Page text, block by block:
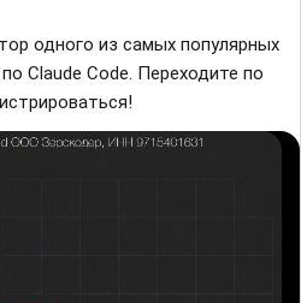
одного из самых популярных
Claude Code. Переходите по